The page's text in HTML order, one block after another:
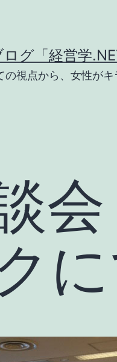
グ「経営学
視点から、女性がキ